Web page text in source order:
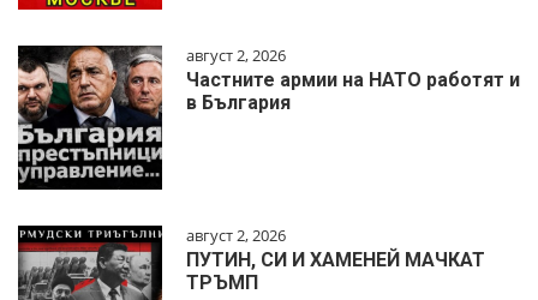
август 2, 2026
Частните армии на НАТО работят и
в България
август 2, 2026
ПУТИН, СИ И ХАМЕНЕЙ МАЧКАТ
ТРЪМП